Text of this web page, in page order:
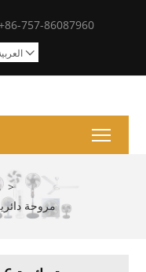
757-86087960

>
مروحة دائرية 6 ريش 30 بوصة معلقة مزخرفة